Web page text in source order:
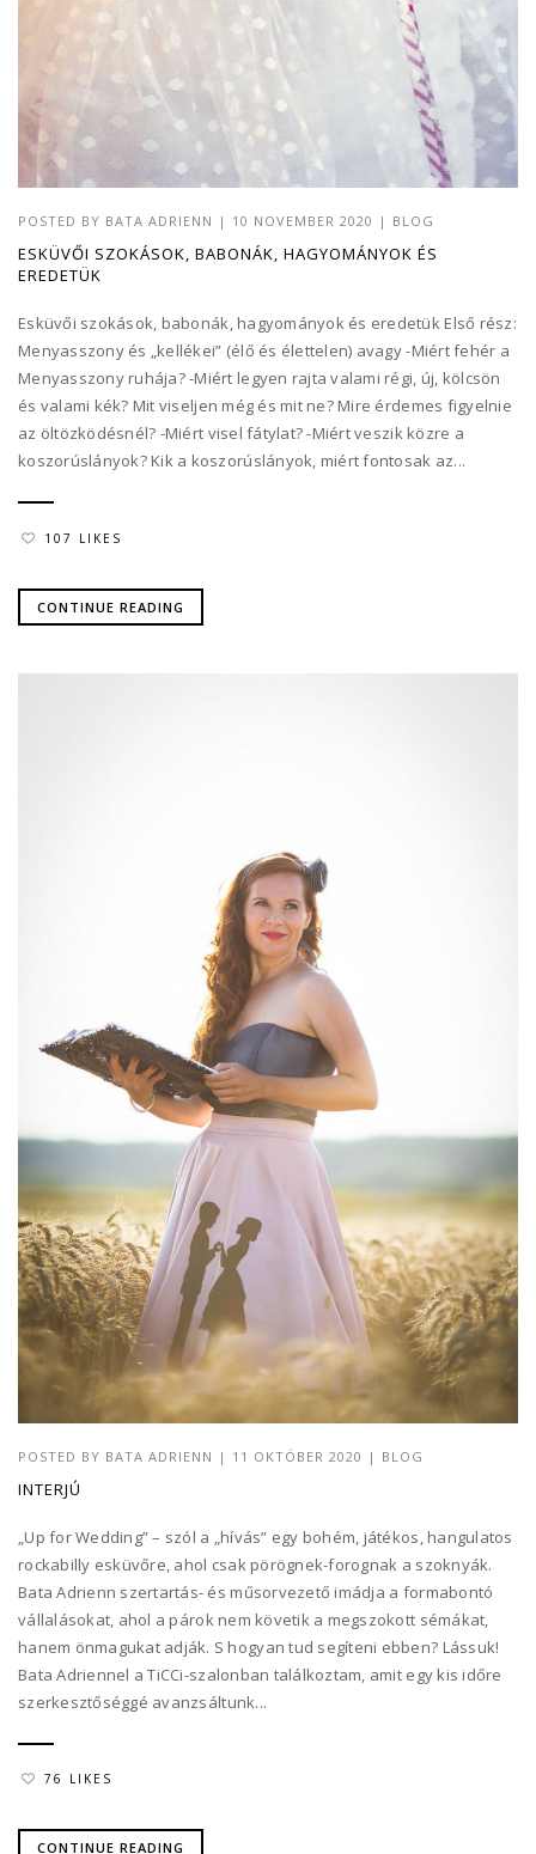
POSTED BY BATA ADRIENN | 10 NOVEMBER 2020 | BLOG
ESKÜVŐI SZOKÁSOK, BABONÁK, HAGYOMÁNYOK ÉS
EREDETÜK
Esküvői szokások, babonák, hagyományok és eredetük Első rész:
Menyasszony és „kellékei” (élő és élettelen) avagy -Miért fehér a
Menyasszony ruhája? -Miért legyen rajta valami régi, új, kölcsön
és valami kék? Mit viseljen még és mit ne? Mire érdemes figyelnie
az öltözködésnél? -Miért visel fátylat? -Miért veszik közre a
koszorúslányok? Kik a koszorúslányok, miért fontosak az...
107 LIKES
CONTINUE READING
POSTED BY BATA ADRIENN | 11 OKTÓBER 2020 | BLOG
INTERJÚ
„Up for Wedding” – szól a „hívás” egy bohém, játékos, hangulatos
rockabilly esküvőre, ahol csak pörögnek-forognak a szoknyák.
Bata Adrienn szertartás- és műsorvezető imádja a formabontó
vállalásokat, ahol a párok nem követik a megszokott sémákat,
hanem önmagukat adják. S hogyan tud segíteni ebben? Lássuk!
Bata Adriennel a TiCCi-szalonban találkoztam, amit egy kis időre
szerkesztőséggé avanzsáltunk...
76 LIKES
CONTINUE READING